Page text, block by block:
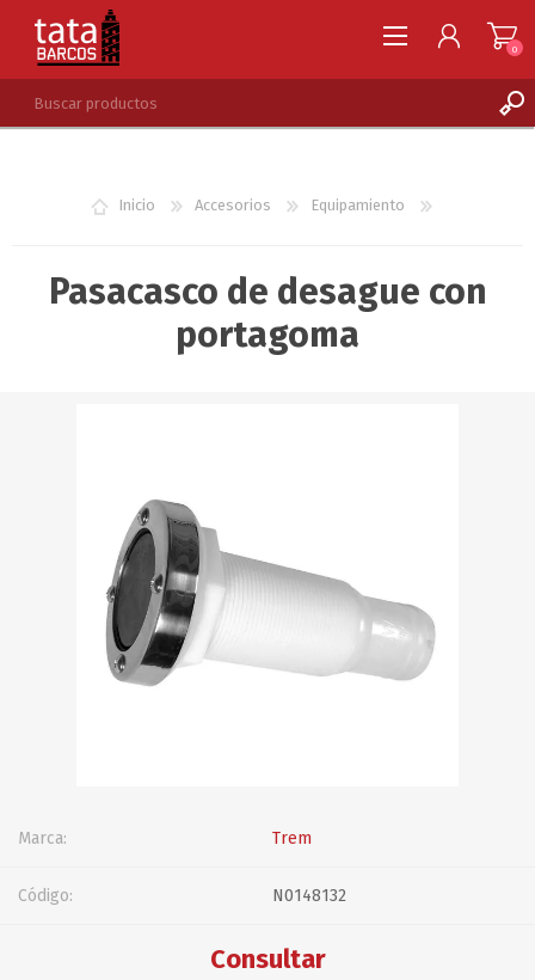
LISTA DE DESEOS
0
Inicio Accesorios Equipamiento
Pasacasco de desague con
portagoma
Marca: Trem
Código: N0148132
Consultar